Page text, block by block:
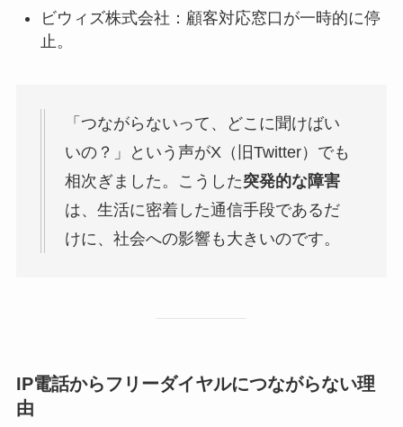
ビウィズ株式会社：顧客対応窓口が一時的に停
止。
「つながらないって、どこに聞けばい
いの？」という声がX（旧Twitter）でも
相次ぎました。こうした突発的な障害
は、生活に密着した通信手段であるだ
けに、社会への影響も大きいのです。
IP電話からフリーダイヤルにつながらない理
由